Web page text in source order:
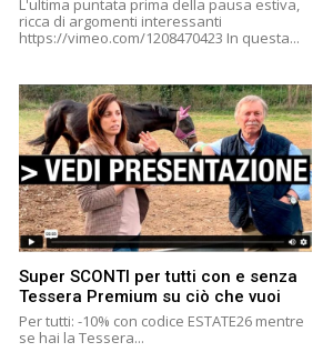
L'ultima puntata prima della pausa estiva,
ricca di argomenti interessanti
https://vimeo.com/1208470423 In questa...
Super SCONTI per tutti con e senza
Tessera Premium su ciò che vuoi
Per tutti: -10% con codice ESTATE26 mentre
se hai la Tessera...